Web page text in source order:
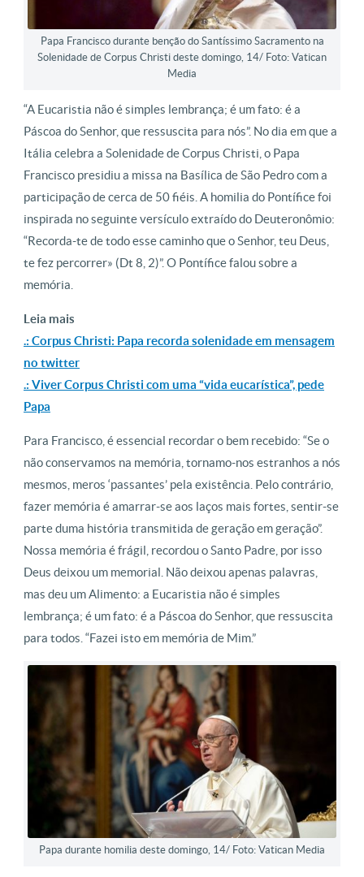
Papa Francisco durante benção do Santíssimo Sacramento na
Solenidade de Corpus Christi deste domingo, 14/ Foto: Vatican
Media
“A Eucaristia não é simples lembrança; é um fato: é a
Páscoa do Senhor, que ressuscita para nós”. No dia em que a
Itália celebra a Solenidade de Corpus Christi, o Papa
Francisco presidiu a missa na Basílica de São Pedro com a
participação de cerca de 50 fiéis. A homilia do Pontífice foi
inspirada no seguinte versículo extraído do Deuteronômio:
“Recorda-te de todo esse caminho que o Senhor, teu Deus,
te fez percorrer» (Dt 8, 2)”. O Pontífice falou sobre a
memória.
Leia mais
.: Corpus Christi: Papa recorda solenidade em mensagem
no twitter
.: Viver Corpus Christi com uma “vida eucarística”, pede
Papa
Para Francisco, é essencial recordar o bem recebido: “Se o
não conservamos na memória, tornamo-nos estranhos a nós
mesmos, meros ‘passantes’ pela existência. Pelo contrário,
fazer memória é amarrar-se aos laços mais fortes, sentir-se
parte duma história transmitida de geração em geração”.
Nossa memória é frágil, recordou o Santo Padre, por isso
Deus deixou um memorial. Não deixou apenas palavras,
mas deu um Alimento: a Eucaristia não é simples
lembrança; é um fato: é a Páscoa do Senhor, que ressuscita
para todos. “Fazei isto em memória de Mim.”
Papa durante homilia deste domingo, 14/ Foto: Vatican Media